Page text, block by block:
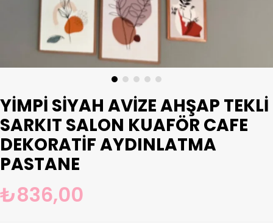
YIMPI SIYAH AVIZE AHŞAP TEKLI
SARKIT SALON KUAFÖR CAFE
DEKORATIF AYDINLATMA
PASTANE
₺836,00